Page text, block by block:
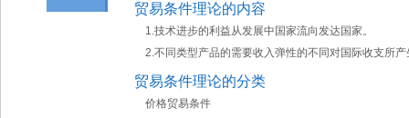
贸易条件理论的内容
1.技术进步的利益从发展中国家流向发达国家。
2.不同类型产品的需要收入弹性的不同对国际收支
贸易条件理论的分类
价格贸易条件